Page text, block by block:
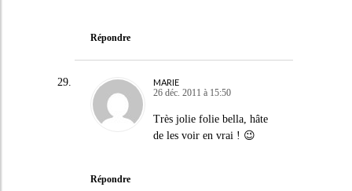
Répondre
MARIE
26 déc. 2011 à 15:50
Très jolie folie bella, hâte
de les voir en vrai ! 😉
Répondre